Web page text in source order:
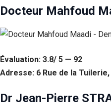
Docteur Mahfoud
Évaluation: 3.8/ 5 — 92
Adresse: 6 Rue de la
Dr Jean-Pierre